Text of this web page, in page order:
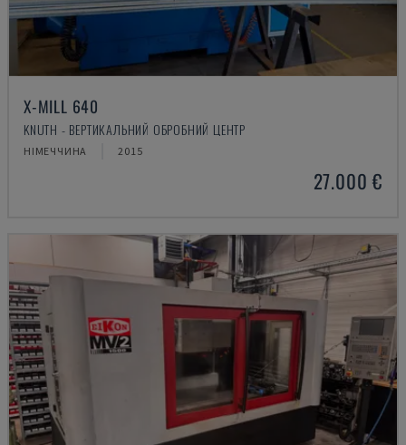
X-MILL 640
KNUTH - ВЕРТИКАЛЬНИЙ ОБРОБНИЙ ЦЕНТР
НІМЕЧЧИНА 2015
27.000 €